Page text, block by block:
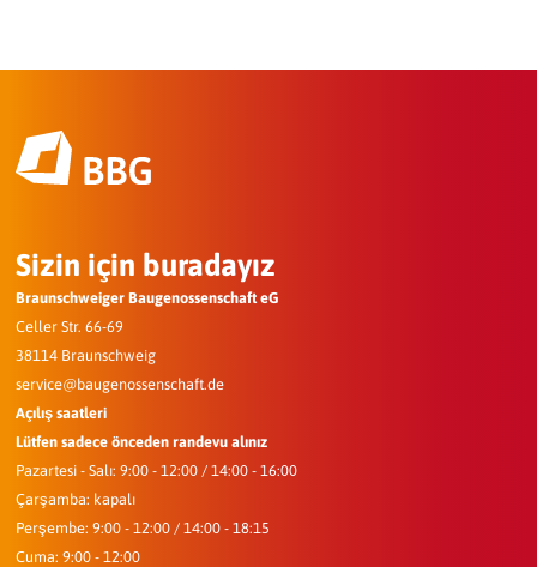
Lothar Joppich
Insa Schneider
Ingo Heyne
Klaus Hagenau
Guido Schaumburg
Nico Hillger
Heinz Zobel
Walter Junge
Edmund Schultz
Andreas Friedrich Sommermeyer
Maik Molzahn
Sizin için buradayız
Braunschweiger Baugenossenschaft eG
Celler Str. 66-69
38114 Braunschweig
service@baugenossenschaft.de
Açılış saatleri
Lütfen sadece önceden randevu alınız
Pazartesi - Salı: 9:00 - 12:00 / 14:00 - 16:00
Çarşamba: kapalı
Perşembe: 9:00 - 12:00 / 14:00 - 18:15
Cuma: 9:00 - 12:00